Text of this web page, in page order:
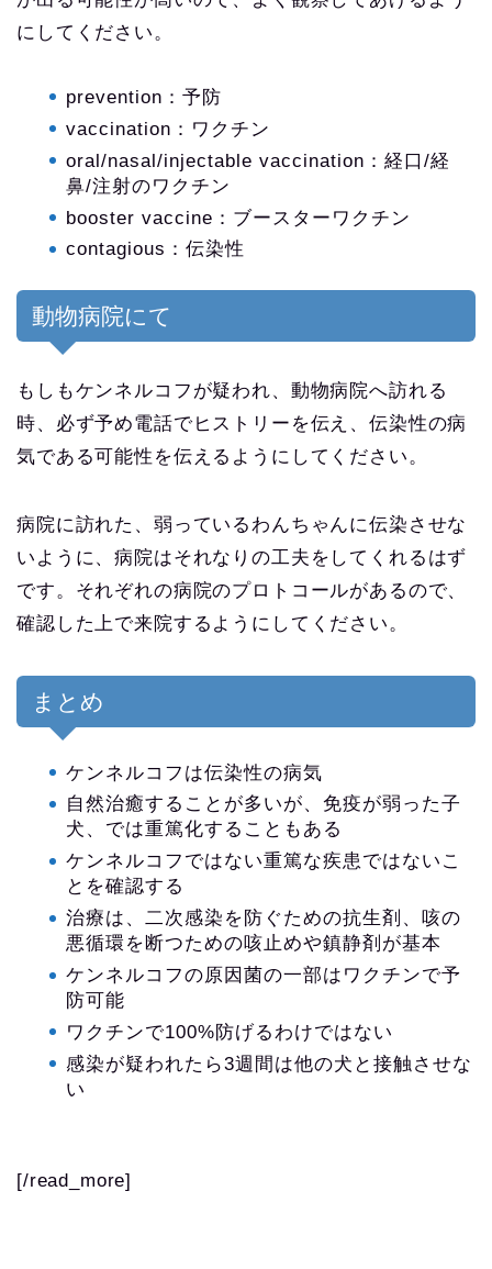
にしてください。
prevention：予防
vaccination：ワクチン
oral/nasal/injectable vaccination：経口/経
鼻/注射のワクチン
booster vaccine：ブースターワクチン
contagious：伝染性
動物病院にて
もしもケンネルコフが疑われ、動物病院へ訪れる
時、必ず予め電話でヒストリーを伝え、伝染性の病
気である可能性を伝えるようにしてください。
病院に訪れた、弱っているわんちゃんに伝染させな
いように、病院はそれなりの工夫をしてくれるはず
です。それぞれの病院のプロトコールがあるので、
確認した上で来院するようにしてください。
まとめ
ケンネルコフは伝染性の病気
自然治癒することが多いが、免疫が弱った子
犬、では重篤化することもある
ケンネルコフではない重篤な疾患ではないこ
とを確認する
治療は、二次感染を防ぐための抗生剤、咳の
悪循環を断つための咳止めや鎮静剤が基本
ケンネルコフの原因菌の一部はワクチンで予
防可能
ワクチンで100%防げるわけではない
感染が疑われたら3週間は他の犬と接触させな
い
[/read_more]